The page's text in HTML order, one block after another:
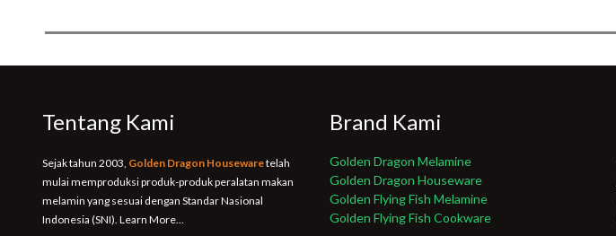
Tentang Kami
Sejak tahun 2003, Golden Dragon Housewaretelah
mulai memproduksi produk-produk peralatan makan
melamin yang sesuai dengan Standar Nasional
Indonesia (SNI). Learn More...
Brand Kami
Golden Dragon Melamine
Golden Dragon Houseware
Golden Flying Fish Melamine
Golden Flying Fish Cookware